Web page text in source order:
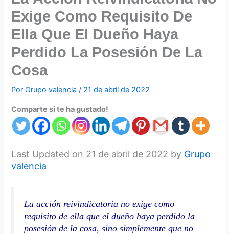
Exige Como Requisito De
Ella Que El Dueño Haya
Perdido La Posesión De La
Cosa
PorGrupo valencia/ 21 de abril de 2022
Comparte si te ha gustado!
Last Updated on 21 de abril de 2022 by Grupo
valencia
La acción reivindicatoria no exige como
requisito de ella que el dueño haya perdido la
posesión de la cosa, sino simplemente que no